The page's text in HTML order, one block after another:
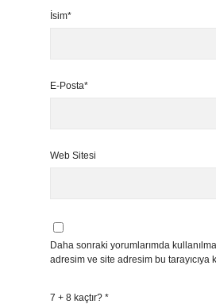
İsim*
E-Posta*
Web Sitesi
Daha sonraki yorumlarımda
adresim ve site adresim bu tarayıcıya
7 + 8 kaçtır? *